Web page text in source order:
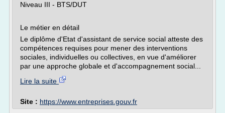
Niveau III - BTS/DUT
Le métier en détail
Le diplôme d'Etat d'assistant de service social atteste des
compétences requises pour mener des interventions
sociales, individuelles ou collectives, en vue d'améliorer
par une approche globale et d'accompagnement social...
Lire la suite
Site : https://www.entreprises.gouv.fr